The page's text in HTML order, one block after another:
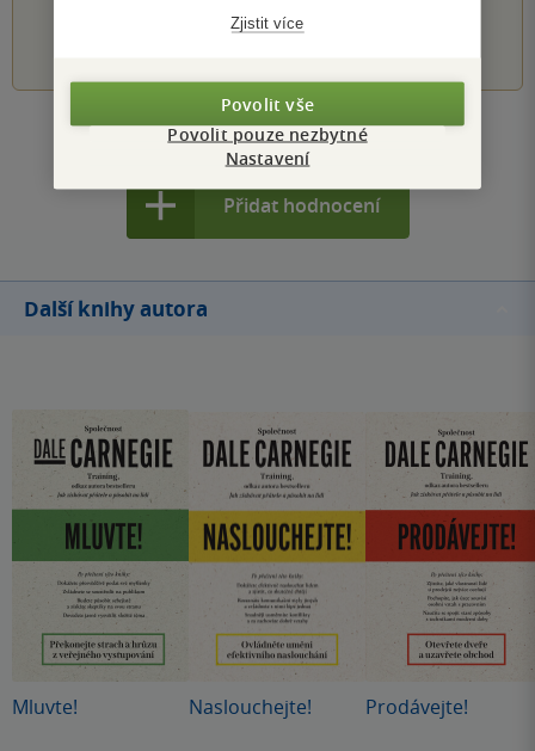
3 4 5
Zobrazit všechna hodnocení
Přidat hodnocení
Další knihy autora
Mluvte! Naslouchejte! Prodávejte!
Zjistit více
Povolit vše
Povolit pouze nezbytné
Nastavení